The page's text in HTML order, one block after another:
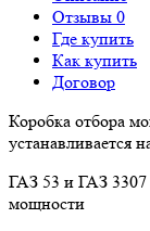
Отзывы 0
Где купить
Как купить
Договор
Коробка отбора
устанавливается
ГАЗ 53 и ГАЗ 3307
мощности